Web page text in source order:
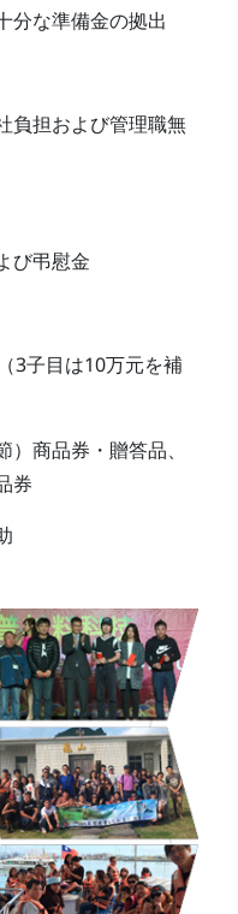
分な準備金の拠出
負担および管理職無
び弔慰金
3子目は10万元を補
）商品券・贈答品、
券